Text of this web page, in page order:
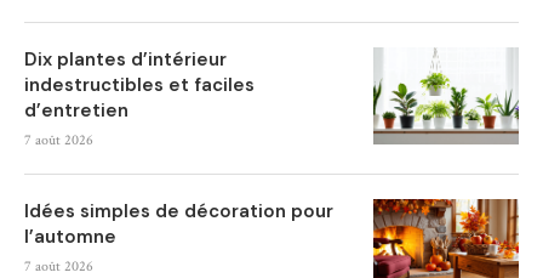
Dix plantes d’intérieur
indestructibles et faciles
d’entretien
7 août 2026
Idées simples de décoration pour
l’automne
7 août 2026